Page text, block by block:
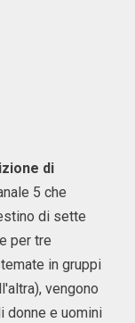
di
5 che
di sette
per tre
in gruppi
vengono
donne e uomini